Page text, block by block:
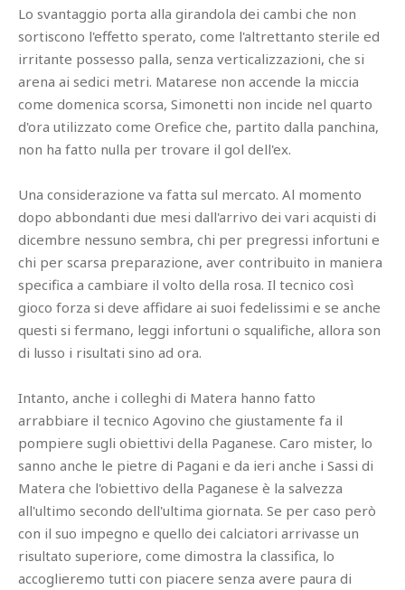
Lo svantaggio porta alla girandola dei cambi che non
sortiscono l'effetto sperato, come l'altrettanto sterile ed
irritante possesso palla, senza verticalizzazioni, che si
arena ai sedici metri. Matarese non accende la miccia
come domenica scorsa, Simonetti non incide nel quarto
d'ora utilizzato come Orefice che, partito dalla panchina,
non ha fatto nulla per trovare il gol dell'ex.
Una considerazione va fatta sul mercato. Al momento
dopo abbondanti due mesi dall'arrivo dei vari acquisti di
dicembre nessuno sembra, chi per pregressi infortuni e
chi per scarsa preparazione, aver contribuito in maniera
specifica a cambiare il volto della rosa. Il tecnico così
gioco forza si deve affidare ai suoi fedelissimi e se anche
questi si fermano, leggi infortuni o squalifiche, allora son
di lusso i risultati sino ad ora.
Intanto, anche i colleghi di Matera hanno fatto
arrabbiare il tecnico Agovino che giustamente fa il
pompiere sugli obiettivi della Paganese. Caro mister, lo
sanno anche le pietre di Pagani e da ieri anche i Sassi di
Matera che l'obiettivo della Paganese è la salvezza
all'ultimo secondo dell'ultima giornata. Se per caso però
con il suo impegno e quello dei calciatori arrivasse un
risultato superiore, come dimostra la classifica, lo
accoglieremo tutti con piacere senza avere paura di